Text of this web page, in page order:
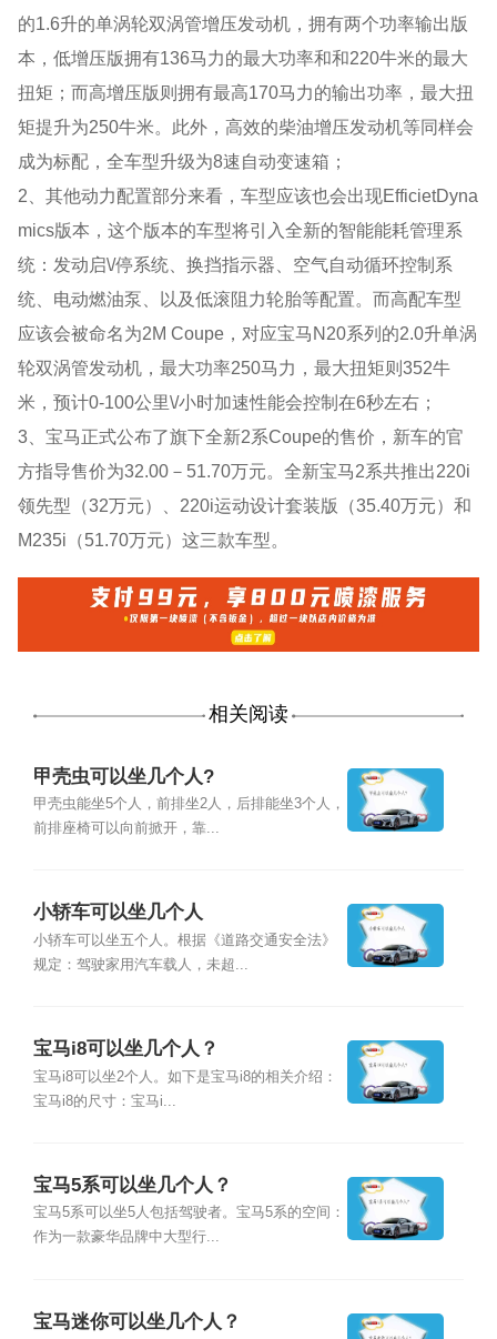
的1.6升的单涡轮双涡管增压发动机，拥有两个功率输出版
本，低增压版拥有136马力的最大功率和和220牛米的最大
扭矩；而高增压版则拥有最高170马力的输出功率，最大扭
矩提升为250牛米。此外，高效的柴油增压发动机等同样会
成为标配，全车型升级为8速自动变速箱；
2、其他动力配置部分来看，车型应该也会出现EfficietDyna
mics版本，这个版本的车型将引入全新的智能能耗管理系
统：发动启\/停系统、换挡指示器、空气自动循环控制系
统、电动燃油泵、以及低滚阻力轮胎等配置。而高配车型
应该会被命名为2M Coupe，对应宝马N20系列的2.0升单涡
轮双涡管发动机，最大功率250马力，最大扭矩则352牛
米，预计0-100公里\/小时加速性能会控制在6秒左右；
3、宝马正式公布了旗下全新2系Coupe的售价，新车的官
方指导售价为32.00－51.70万元。全新宝马2系共推出220i
领先型（32万元）、220i运动设计套装版（35.40万元）和
M235i（51.70万元）这三款车型。
相关阅读
甲壳虫可以坐几个人?
甲壳虫能坐5个人，前排坐2人，后排能坐3个人，
前排座椅可以向前掀开，靠...
小轿车可以坐几个人
小轿车可以坐五个人。根据《道路交通安全法》
规定：驾驶家用汽车载人，未超...
宝马i8可以坐几个人？
宝马i8可以坐2个人。如下是宝马i8的相关介绍：
宝马i8的尺寸：宝马i...
宝马5系可以坐几个人？
宝马5系可以坐5人包括驾驶者。宝马5系的空间：
作为一款豪华品牌中大型行...
宝马迷你可以坐几个人？